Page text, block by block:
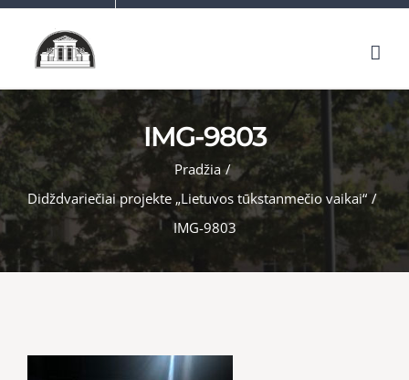
IMG-9803
Pradžia /
Didždvariečiai projekte „Lietuvos tūkstanmečio vaikai“ /
IMG-9803